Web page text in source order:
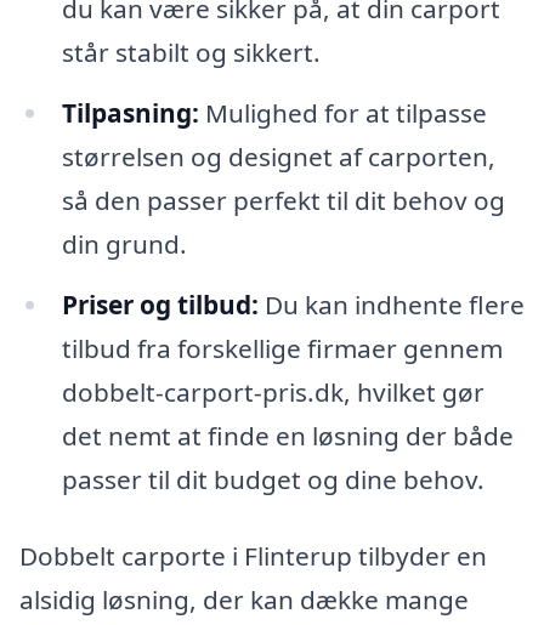
du kan være sikker på, at din carport
står stabilt og sikkert.
Tilpasning: Mulighed for at tilpasse
størrelsen og designet af carporten,
så den passer perfekt til dit behov og
din grund.
Priser og tilbud: Du kan indhente flere
tilbud fra forskellige firmaer gennem
dobbelt-carport-pris.dk, hvilket gør
det nemt at finde en løsning der både
passer til dit budget og dine behov.
Dobbelt carporte i Flinterup tilbyder en
alsidig løsning, der kan dække mange